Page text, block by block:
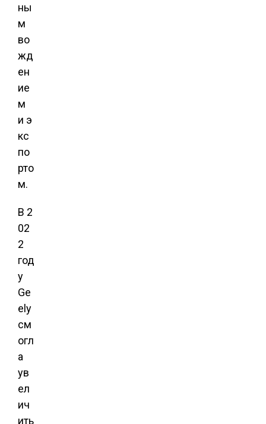
ны
м
во
жд
ен
ие
м
и э
кс
по
рто
м.
В 2
02
2
год
у
Ge
ely
см
огл
а
ув
ел
ич
ить